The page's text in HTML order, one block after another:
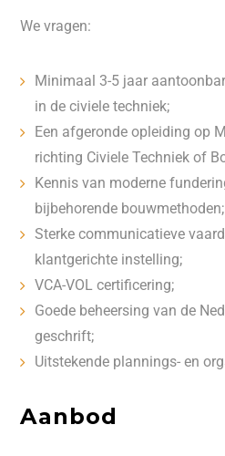
We vragen:
Minimaal 3-5 jaar
in de civiele techniek;
Een afgeronde opleiding op
richting Civiele Techniek of
Kennis van moderne
bijbehorende bouwmethoden;
Sterke communicatieve
klantgerichte instelling;
VCA-VOL certificering;
Goede beheersing van de
geschrift;
Uitstekende plannings- en
Aanbod